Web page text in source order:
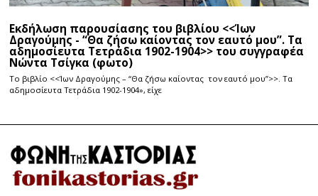
Εκδήλωση παρουσίασης του βιβλίου <<Ίων
Δραγούμης - “Θα ζήσω καίοντας τον εαυτό μου”. Τα
αδημοσίευτα Τετράδια 1902-1904>> του συγγραφέα
Νώντα Τσίγκα (φωτο)
Το βιβλίο <<Ίων Δραγούμης – “Θα ζήσω καίοντας τον εαυτό μου”>>. Τα
αδημοσίευτα Τετράδια 1902-1904», είχε